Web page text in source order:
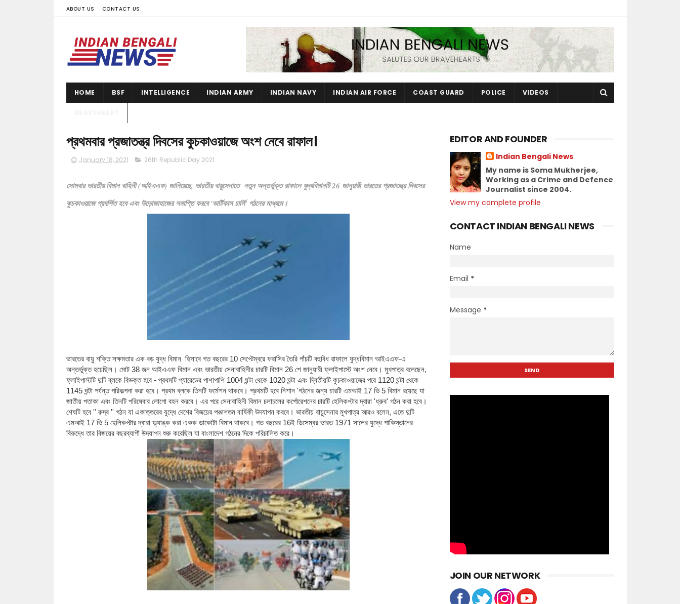
ABOUT US CONTACT US
HOME BSF INTELLIGENCE INDIAN ARMY INDIAN NAVY INDIAN AIR FORCE COAST GUARD POLICE VIDEOS
প্রথমবার প্রজাতন্ত্র দিবসের কুচকাওয়াজে অংশ নেবে রাফাল।
January 18, 2021 26th Republic Day 2021
সোমবার ভারতীয় বিমান বাহিনী (আইএএফ) জানিয়েছে, ভারতীয় বায়ুসেনাতে নতুন অন্তর্ভুক্ত রাফালে যুদ্ধবিমানটি 26 জানুয়ারী ভারতের প্রজাতন্ত্র দিবসের
কুচকাওয়াজে প্রদর্শিত হবে এবং উড়োজাহাজের সমাপ্তি করবে 'ভার্টিকাল চার্লি' গঠনের মাধ্যমে।
ভারতের বায়ু শক্তি সক্ষমতার এক বড় যুদ্ধ বিমান হিসাবে গত বছরের 10 সেপ্টেম্বরে ফরাসির তৈরি পাঁচটি বহুবিধ রাফালে যুদ্ধবিমান আইএএফ-এ
অন্তর্ভুক্ত হয়েছিল। মোট 38 জন আইএএফ বিমান এবং ভারতীয় সেনাবাহিনীর চারটি বিমান 26 শে জানুয়ারী ফ্লাইপাস্টে অংশ নেবে। মুখপাত্র বলেছেন,
ফ্লাইপাস্টটি দুটি ব্লকে বিভক্ত হবে - প্রথমটি প্যারেডের পাশাপাশি 1004 ঘন্টা থেকে 1020 ঘন্টা এবং দ্বিতীয়টি কুচকাওয়াজের পরে 1120 ঘন্টা থেকে
1145 ঘন্টা পর্যন্ত পরিকল্পনা করা হবে। প্রথম ব্লকে তিনটি ফর্মেশন থাকবে। প্রথমটি হবে নিশান 'গঠনের জন্য চারটি এমআই 17 ভি 5 বিমান রয়েছে যা
জাতীয় পতাকা এবং তিনটি পরিষেবার লোগো বহন করবে। এর পরে সেনাবাহিনী বিমান চলাচলের কর্পোরেশনের চারটি হেলিকপ্টার দ্বারা 'ধ্রুব' গঠন করা হবে।
শেষটি হবে '' রুদ্র '' গঠন যা একাত্তরের যুদ্ধে দেশের বিজয়ের পঞ্চাশতম বার্ষিকী উদযাপন করবে। ভারতীয় বায়ুসেনার মুখপাত্র আরও বলেন, এতে দুটি
এমআই 17 ভি 5 হেলিকপ্টার দ্বারা ফ্ল্যাঙ্ক করা একক ডাকোটা বিমান থাকবে। গত বছরের 16ই ডিসেম্বর ভারত 1971 সালের যুদ্ধে পাকিস্তানের
বিরুদ্ধে তার বিজয়ের বছরব্যাপী উদযাপন শুরু করেছিল যা বাংলাদেশ গঠনের দিকে পরিচালিত করে।
EDITOR AND FOUNDER
Indian Bengali News
My name is Soma Mukherjee,
Working as a Crime and Defence
Journalist since 2004.
View my complete profile
CONTACT INDIAN BENGALI NEWS
Name
Email *
Message *
JOIN OUR NETWORK